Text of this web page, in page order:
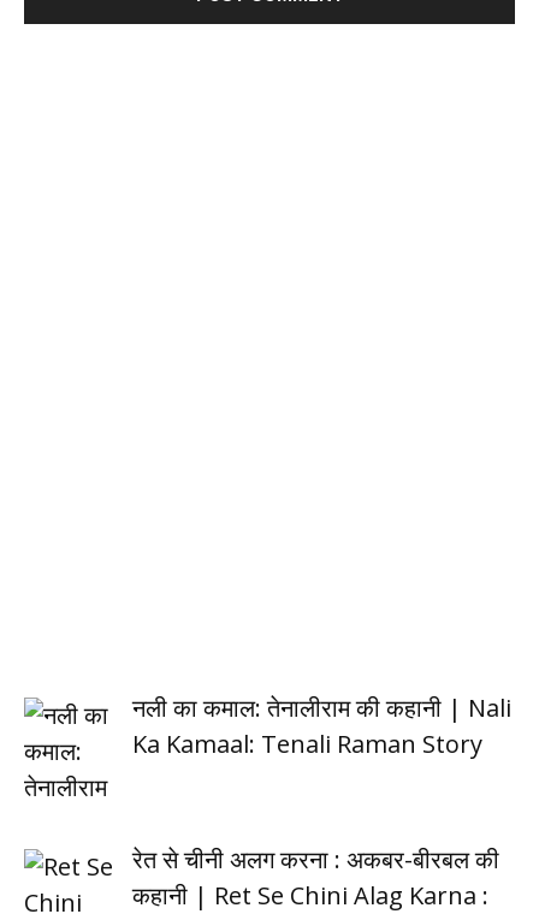
नली का कमाल: तेनालीराम की कहानी | Nali
Ka Kamaal: Tenali Raman Story
रेत से चीनी अलग करना : अकबर-बीरबल की
कहानी | Ret Se Chini Alag Karna :